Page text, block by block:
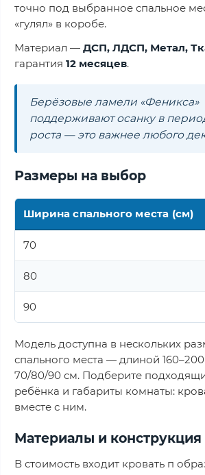
точно под выбранное спальное
«гулял» в коробе.
Материал — ДСП, ЛДСП, Метал,
гарантия 12 месяцев.
Берёзовые ламели «Феникса»
поддерживают осанку в
роста — это важнее любого
Размеры на выбор
Ширина спального места (см)
70
80
90
Модель доступна в нескольких
спального места — длиной
70/80/90 см. Подберите
ребёнка и габариты комнаты:
вместе с ним.
Материалы и конструкция
В стоимость входит кровать п